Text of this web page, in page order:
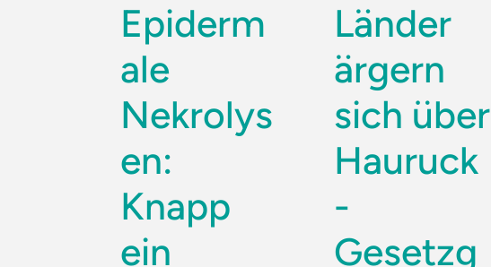
Epiderm
ale
Nekrolys
en:
Knapp
ein
Länder
ärgern
sich über
Hauruck
-
Gesetzg